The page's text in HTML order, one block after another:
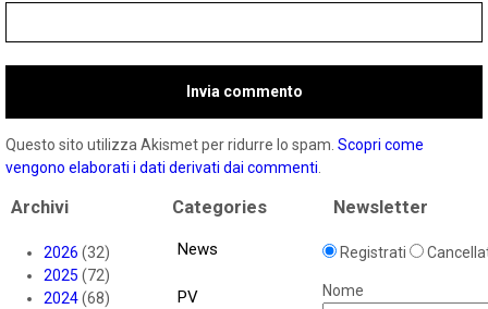
Questo sito utilizza Akismet per ridurre lo spam. Scopri come
vengono elaborati i dati derivati dai commenti
Archivi
2026 (32)
2025 (72)
2024(68)
Categories
News
PV
Newsletter
Registrati
Nome